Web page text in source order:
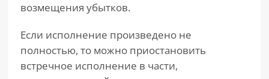
возмещения убытков.
Если исполнение произведено не
полностью, то можно приостановить
встречное исполнение в части,